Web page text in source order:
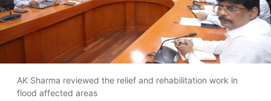
AK Sharma reviewed the relief and rehabilitation work in
flood affected areas